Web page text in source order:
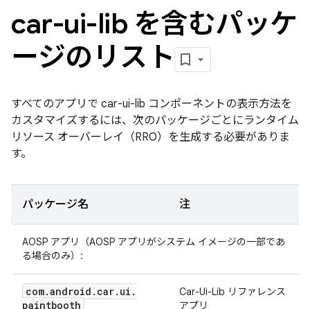
car-ui-lib を含むパッケ
ージのリスト
すべてのアプリで car-ui-lib コンポーネントの表示方法を
カスタマイズするには、次のパッケージごとにランタイム
リソース オーバーレイ（RRO）を生成する必要がありま
す。
パッケージ名 注
AOSP アプリ（AOSP アプリがシステム イメージの一部であ
る場合のみ）:
com.android . car. ui .
paintbooth
Car-Ui-Lib リファレンス
アプリ